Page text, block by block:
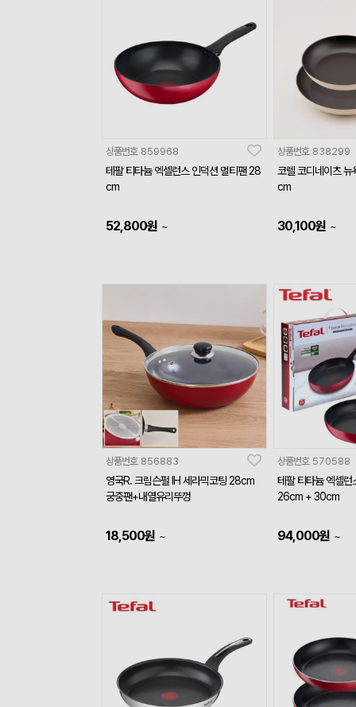
상품번호 859968
테팔 티타늄 엑셀런스 인덕션 멀티팬 28
cm
52,800원 ~
상품번호 838299
코렐 코디네이츠
cm
30,100원 ~
상품번호 856883
영국R. 크림슨펄 IH 세라믹코팅 28cm
궁중팬+내열유리뚜껑
18,500원 ~
상품번호 570588
테팔 티타늄 엑셀런
26cm + 30cm
94,000원 ~